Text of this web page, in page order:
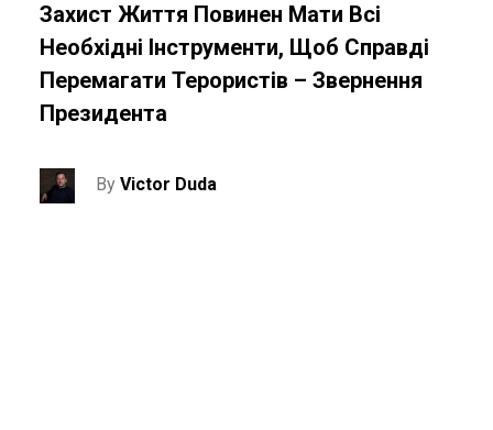
Захист Життя Повинен Мати Всі
Необхідні Інструменти, Щоб Справді
Перемагати Терористів – Звернення
Президента
ByVictor Duda